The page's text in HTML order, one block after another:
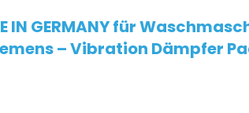
GERMANY für
– Vibration Dämpfer